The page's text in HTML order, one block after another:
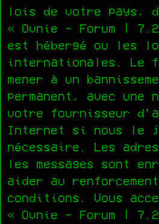
lois de votre pays,
« Ovnie - Forum |
est hébergé ou les
internationales. Le
mener à un
permanent, avec
votre fournisseur
Internet si nous le
nécessaire. Les
les messages sont
aider au
conditions. Vous
« Ovnie - Forum |